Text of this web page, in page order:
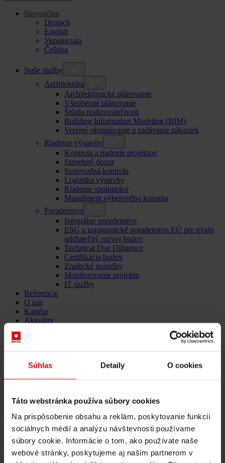
Súhlas Detaily O cookies
Táto webstránka používa súbory cookies
Na prispôsobenie obsahu a reklám, poskytovanie funkcií
sociálnych médií a analýzu návštevnosti používame
súbory cookie. Informácie o tom, ako používate naše
webové stránky, poskytujeme aj našim partnerom v
Slovenčina
Deutsch
English
Українська
Čeština
Naše služby
Architektúra
Architektonické plánovanie
Všeobecné plánovanie
Štúdia realizovateľnosti
Building Information Modeling (BIM)
Verejné obstarávanie a zadávanie zákaziek
Riadenie výstavby
Kontrola a riadenie projektov
Stavebný dozor
Sprievodná kontrola
Logistika výstavby
Riadenie spolupráce
Manažment výberového konania
Poradenstvo
Integrálne poradenstvo
ESG a taxonomické poradenstvo EÚ pre trvalo
udržateľný rozvoj budov
Technical Due Diligence
Certifikácia budov
Znalecké posudky
Monitorovanie projektu
IT služby
Referencie
O nás
Kariéra
Aktuality
Spustili sme novú aplikáciu
o projekte kdekoľvek a
kedykoľvek.
09. septembra 2020